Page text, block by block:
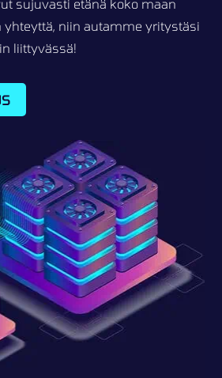
sujuvasti etänä koko maan
yhteyttä, niin autamme yritystäsi
liittyvässä!